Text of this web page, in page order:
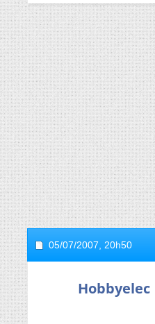
05/07/2007, 20h50
Hobbyelec